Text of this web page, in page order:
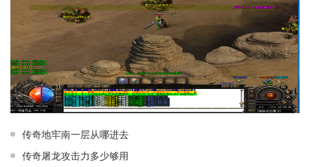
传奇地牢南一层从哪进去
传奇屠龙攻击力多少够用